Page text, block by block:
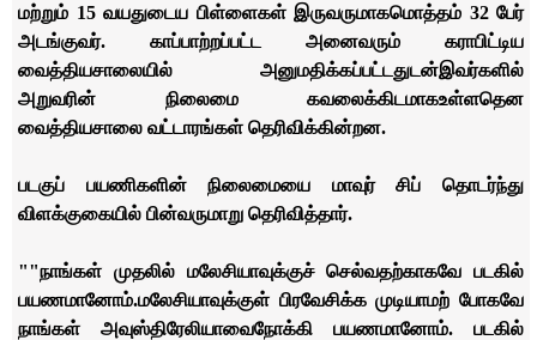
மற்றும் 15 வயதுடைய பிள்ளைகள் இருவருமாகமொத்தம் 32 பேர்
அடங்குவர். காப்பாற்றப்பட்ட அனைவரும் கராபிட்டிய
வைத்தியசாலையில் அனுமதிக்கப்பட்டதுடன்இவர்களில்
அறுவரின் நிலைமை கவலைக்கிடமாகஉள்ளதென
வைத்தியசாலை வட்டாரங்கள் தெரிவிக்கின்றன.
படகுப் பயணிகளின் நிலைமையை மாவுர் சிப் தொடர்ந்து
விளக்குகையில் பின்வருமாறு தெரிவித்தார்.
""நாங்கள் முதலில் மலேசியாவுக்குச் செல்வதற்காகவே படகில்
பயணமானோம்.மலேசியாவுக்குள் பிரவேசிக்க முடியாமற் போகவே
நாங்கள் அவுஸ்திரேலியாவைநோக்கி பயணமானோம். படகில்